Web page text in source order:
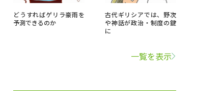
から探す
どうすればゲリラ豪雨を
予測できるのか
古代ギリシアでは、野次
や神話が政治・制度の鍵
に
一覧を表示